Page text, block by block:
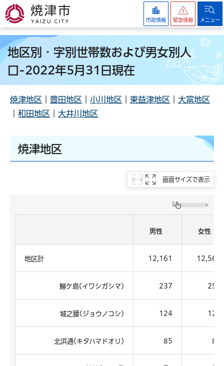
焼津市
市政情報 緊急情報 メニュー
地区別・字別世帯数および男女別人
口-2022年5月31日現在
焼津地区 豊田地区 小川地区 東益津地区
大富地区
和田地区 大井川地区
焼津地区
画面サイズで表示
男性 女性
地区計 12,161 12,562
鰯ケ島(イワシガシマ) 237 259
城之腰(ジョウノコシ) 124 120
北浜通(キタハマドオリ) 85 84